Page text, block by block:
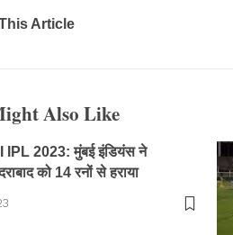
Article
Also Like
IPL 2023: मुंबई इंडियंस ने
को 14 रनों से हराया